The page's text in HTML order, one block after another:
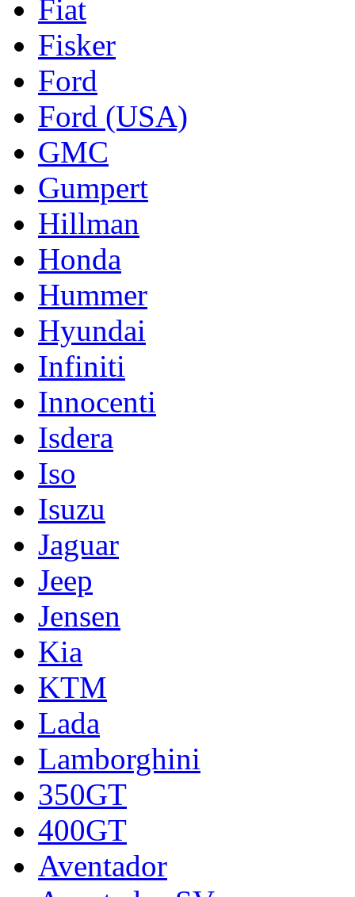
Fiat
Fisker
Ford
Ford (USA)
GMC
Gumpert
Hillman
Honda
Hummer
Hyundai
Infiniti
Innocenti
Isdera
Iso
Isuzu
Jaguar
Jeep
Jensen
Kia
KTM
Lada
Lamborghini
350GT
400GT
Aventador